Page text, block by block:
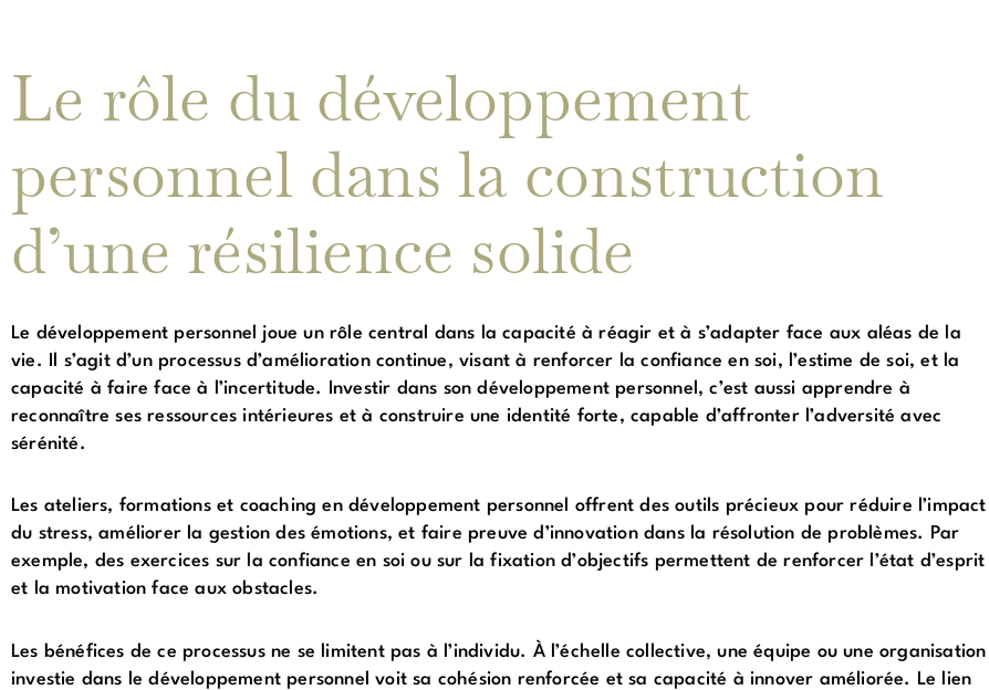
Le rôle du développement
personnel dans la construction
d’une résilience solide
Le développement personnel joue un rôle central dans la capacité à réagir et à s’adapter face aux aléas de la
vie. Il s’agit d’un processus d’amélioration continue, visant à renforcer la confiance en soi, l’estime de soi, et la
capacité à faire face à l’incertitude. Investir dans son développement personnel, c’est aussi apprendre à
reconnaître ses ressources intérieures et à construire une identité forte, capable d’affronter l’adversité avec
sérénité.
Les ateliers, formations et coaching en développement personnel offrent des outils précieux pour réduire l’impact
du stress, améliorer la gestion des émotions, et faire preuve d’innovation dans la résolution de problèmes. Par
exemple, des exercices sur la confiance en soi ou sur la fixation d’objectifs permettent de renforcer l’état d’esprit
et la motivation face aux obstacles.
Les bénéfices de ce processus ne se limitent pas à l’individu. À l’échelle collective, une équipe ou une organisation
investie dans le développement personnel voit sa cohésion renforcée et sa capacité à innover améliorée. Le lien